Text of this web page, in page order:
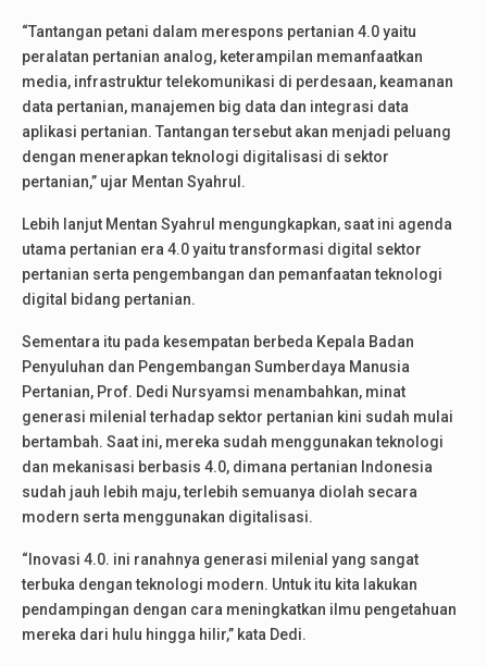
“Tantangan petani dalam merespons pertanian 4.0 yaitu
peralatan pertanian analog, keterampilan memanfaatkan
media, infrastruktur telekomunikasi di perdesaan, keamanan
data pertanian, manajemen big data dan integrasi data
aplikasi pertanian. Tantangan tersebut akan menjadi peluang
dengan menerapkan teknologi digitalisasi di sektor
pertanian,” ujar Mentan Syahrul.
Lebih lanjut Mentan Syahrul mengungkapkan, saat ini agenda
utama pertanian era 4.0 yaitu transformasi digital sektor
pertanian serta pengembangan dan pemanfaatan teknologi
digital bidang pertanian.
Sementara itu pada kesempatan berbeda Kepala Badan
Penyuluhan dan Pengembangan Sumberdaya Manusia
Pertanian, Prof. Dedi Nursyamsi menambahkan, minat
generasi milenial terhadap sektor pertanian kini sudah mulai
bertambah. Saat ini, mereka sudah menggunakan teknologi
dan mekanisasi berbasis 4.0, dimana pertanian Indonesia
sudah jauh lebih maju, terlebih semuanya diolah secara
modern serta menggunakan digitalisasi.
“Inovasi 4.0. ini ranahnya generasi milenial yang sangat
terbuka dengan teknologi modern. Untuk itu kita lakukan
pendampingan dengan cara meningkatkan ilmu pengetahuan
mereka dari hulu hingga hilir,” kata Dedi.